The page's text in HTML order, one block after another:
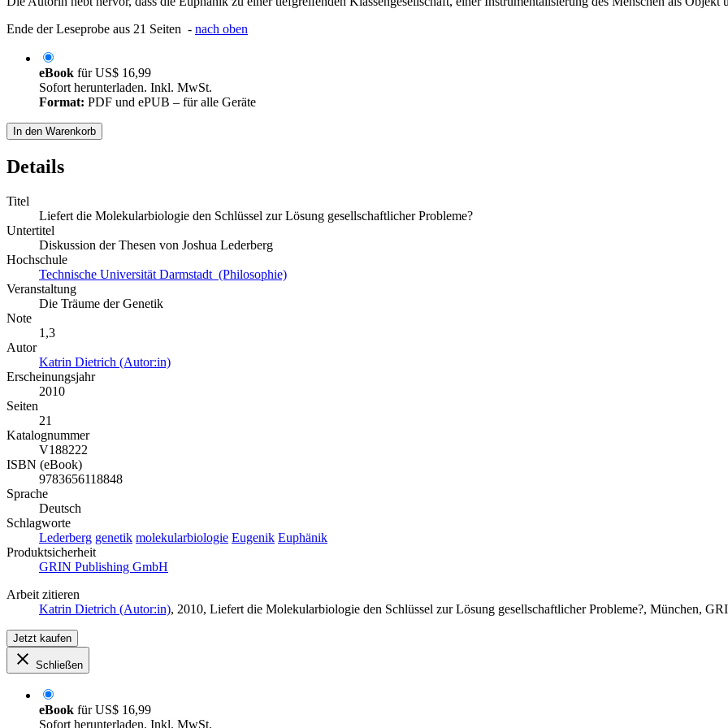
Ende der Leseprobe aus 21 Seiten - nach oben
eBook fürUS$ 16,99
Sofort herunterladen. Inkl. MwSt.
Format: PDF und ePUB – für alle Geräte
In den Warenkorb
Details
Titel
Liefert die Molekularbiologie den Schlüssel zur Lösung gesellschaftlicher Probleme?
Untertitel
Diskussion der Thesen von Joshua Lederberg
Hochschule
Technische Universität Darmstadt (Philosophie)
Veranstaltung
Die Träume der Genetik
Note
1,3
Autor
Katrin Dietrich (Autor:in)
Erscheinungsjahr
2010
Seiten
21
Katalognummer
V188222
ISBN (eBook)
9783656118848
Sprache
Deutsch
Schlagworte
Lederberg genetik molekularbiologie Eugenik Euphänik
Produktsicherheit
GRIN Publishing GmbH
Arbeit zitieren
Katrin Dietrich (Autor:in), 2010, Liefert die Molekularbiologie den Schlüssel zur Lösung gesellschaftlicher Probleme?, München,
Jetzt kaufen
Schließen
eBook fürUS$ 16,99
Sofort herunterladen. Inkl. MwSt.